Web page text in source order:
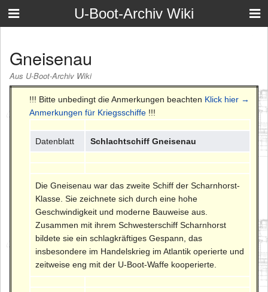
U-Boot-Archiv Wiki
Gneisenau
Aus U-Boot-Archiv Wiki
!!! Bitte unbedingt die Anmerkungen beachten Klick hier →
Anmerkungen für Kriegsschiffe !!!
Datenblatt Schlachtschiff Gneisenau
Die Gneisenau war das zweite Schiff der Scharnhorst-
Klasse. Sie zeichnete sich durch eine hohe
Geschwindigkeit und moderne Bauweise aus.
Zusammen mit ihrem Schwesterschiff Scharnhorst
bildete sie ein schlagkräftiges Gespann, das
insbesondere im Handelskrieg im Atlantik operierte und
zeitweise eng mit der U-Boot-Waffe kooperierte.